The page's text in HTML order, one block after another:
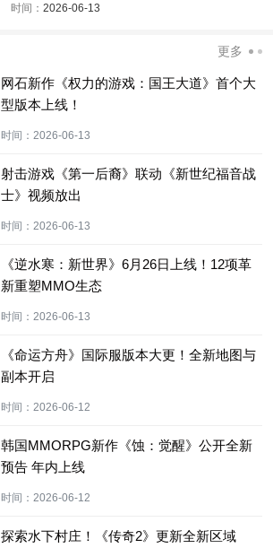
时间： 2026-06-13
更多
网石新作《权力的游戏：国王大道》首个大
型版本上线！
时间： 2026-06-13
射击游戏《第一后裔》联动《新世纪福音战
士》视频放出
时间： 2026-06-13
《逆水寒：新世界》6月26日上线！12项革
新重塑MMO生态
时间： 2026-06-13
《命运方舟》国际服版本大更！全新地图与
副本开启
时间： 2026-06-12
韩国MMORPG新作《蚀：觉醒》公开全新
预告 年内上线
时间： 2026-06-12
探索水下村庄！《传奇2》更新全新区域